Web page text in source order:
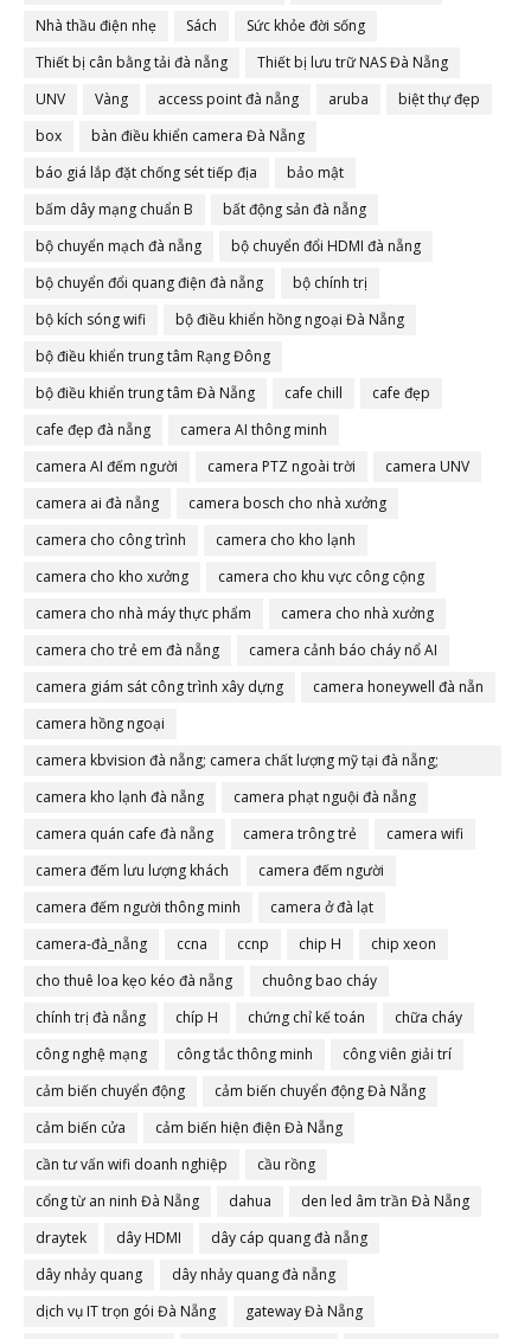
Nhà thầu điện nhẹ
Sách
Sức khỏe đời sống
Thiết bị cân bằng tải đà nẵng
Thiết bị lưu trữ NAS Đà Nẵng
UNV
Vàng access point đà nẵng aruba
biệt thự đẹp
box
bàn điều khiển camera Đà Nẵng
báo giá lắp đặt chống sét tiếp địa
bảo mật
bấm dây mạng chuẩn B
bất động sản đà nẵng
bộ chuyển mạch đà nẵng
bộ chuyển đổi HDMI đà nẵng
bộ chuyển đổi quang điện đà nẵng
bộ chính trị
bộ kích sóng wifi
bộ điều khiển hồng ngoại Đà Nẵng
bộ điều khiển trung tâm Rạng Đông
bộ điều khiển trung tâm Đà Nẵng
cafe chill
cafe đẹp
cafe đẹp đà nẵng
camera AI thông minh
camera AI đếm người
camera PTZ ngoài trời
camera UNV
camera ai đà nẵng
camera bosch cho nhà xưởng
camera cho công trình
camera cho kho lạnh
camera cho kho xưởng
camera cho khu vực công cộng
camera cho nhà máy thực phẩm
camera cho nhà xưởng
camera cho trẻ em đà nẵng
camera cảnh báo cháy nổ AI
camera giám sát công trình xây dựng
camera honeywell đà nẵn
camera hồng ngoại
camera kbvision đà nẵng; camera chất lượng mỹ tại đà nẵng;
camera đà nẵng
camera kho lạnh đà nẵng
camera phạt nguội đà nẵng
camera quán cafe đà nẵng
camera trông trẻ
camera wifi
camera đếm lưu lượng khách
camera đếm người
camera đếm người thông minh
camera ở đà lạt
camera-đà_nẵng
ccna ccnp chip H
chip xeon
cho thuê loa kẹo kéo đà nẵng
chuông bao cháy
chính trị đà nẵng
chíp H chứng chỉ kế toán
chữa cháy
công nghệ mạng
công tắc thông minh
công viên giải trí
cảm biến chuyển động
cảm biến chuyển động Đà Nẵng
cảm biến cửa
cảm biến hiện điện Đà Nẵng
cần tư vấn wifi doanh nghiệp
cầu rồng
cổng từ an ninh Đà Nẵng
dahua
den led âm trần Đà Nẵng
draytek
dây HDMI
dây cáp quang đà nẵng
dây nhảy quang
dây nhảy quang đà nẵng
dịch vụ IT trọn gói Đà Nẵng
gateway Đà Nẵng